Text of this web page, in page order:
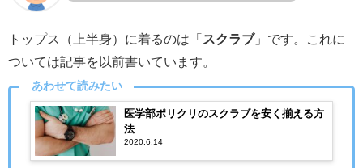
トップス（上半身）に着るのは「 スクラブ」です。これに
ついては記事を以前書いています。
あわせて読みたい
医学部ポリクリのスクラブを安く揃える方
法
2020.6.14